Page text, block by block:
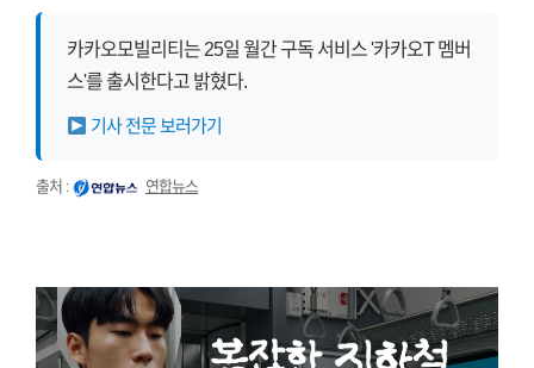
카카오모빌리티는 25일 월간 구독 서비스 '카카오T 멤버
스'를 출시한다고 밝혔다.
기사 전문 보러가기
출처 : 연합뉴스